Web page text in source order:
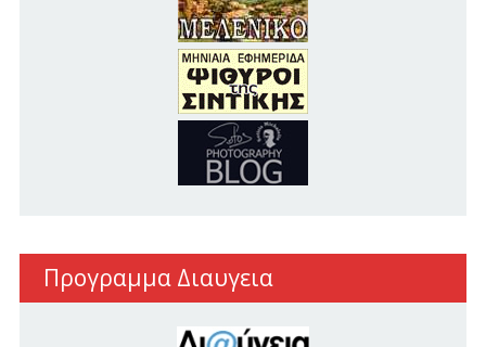
Προγραμμα Διαυγεια